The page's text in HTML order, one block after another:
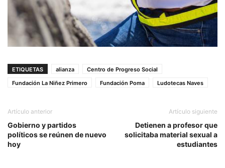
ETIQUETAS alianza
Centro de Progreso Social
Fundación La Niñez Primero
Fundación Poma Ludotecas Naves
Artículo anterior
Gobierno y partidos
políticos se reúnen de nuevo
hoy
Artículo siguiente
Detienen a profesor que
solicitaba material sexual a
estudiantes